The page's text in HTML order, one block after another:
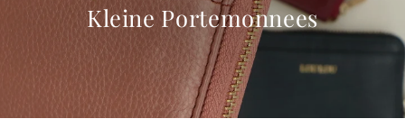
Kleine Portemonnees